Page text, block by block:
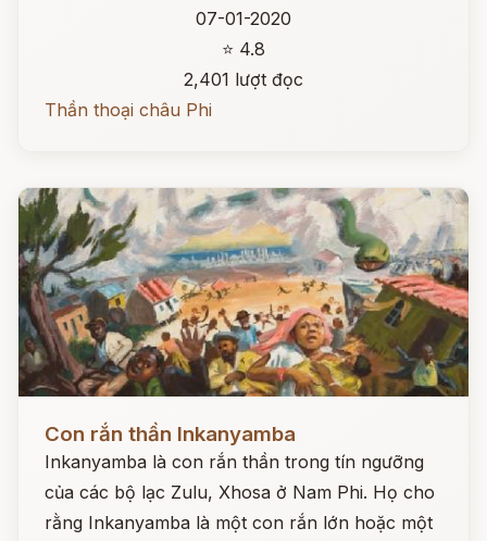
07-01-2020
⭐ 4.8
2,401 lượt đọc
Thần thoại châu Phi
Con rắn thần Inkanyamba
Inkanyamba là con rắn thần trong tín ngưỡng
của các bộ lạc Zulu, Xhosa ở Nam Phi. Họ cho
rằng Inkanyamba là một con rắn lớn hoặc một